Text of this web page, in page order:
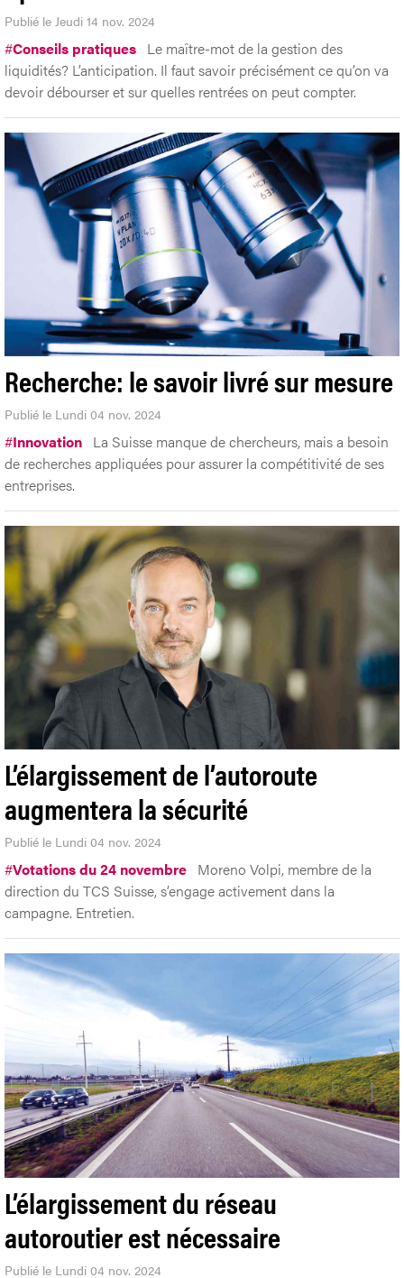
Publié le Jeudi 14 nov. 2024
#Conseils pratiques Le maître-mot de la gestion des
liquidités? L’anticipation. Il faut savoir précisément ce qu’on va
devoir débourser et sur quelles rentrées on peut compter.
Recherche: le savoir livré sur mesure
Publié le Lundi 04 nov. 2024
#Innovation La Suisse manque de chercheurs, mais a besoin
de recherches appliquées pour assurer la compétitivité de ses
entreprises.
L’élargissement de l’autoroute
augmentera la sécurité
Publié le Lundi 04 nov. 2024
#Votations du 24 novembre Moreno Volpi, membre de la
direction du TCS Suisse, s’engage activement dans la
campagne. Entretien.
L’élargissement du réseau
autoroutier est nécessaire
Publié le Lundi 04 nov. 2024